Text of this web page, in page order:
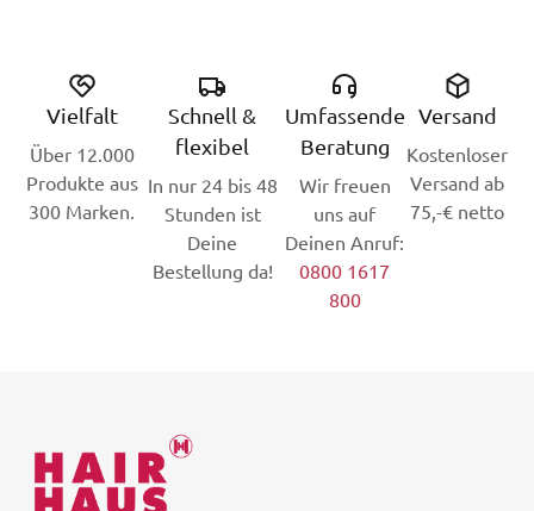
Vielfalt
Über 12.000
Produkte aus
300 Marken.
Schnell &
flexibel
In nur 24 bis 48
Stunden ist
Deine
Bestellung da!
Umfassende
Beratung
Wir freuen
uns auf
Deinen Anruf:
0800 1617
800
Versand
Kostenloser
Versand ab
75,-€ netto